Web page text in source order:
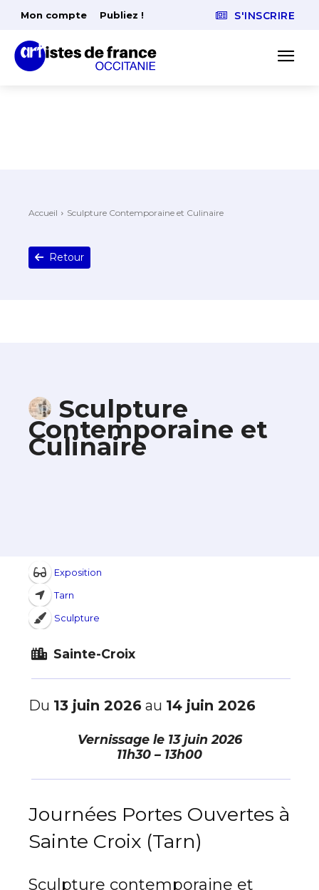
Mon compte Publiez ! S'INSCRIRE
Accueil Sculpture Contemporaine et Culinaire
Retour
Sculpture
Contemporaine et
Culinaire
Exposition
Tarn
Sculpture
Sainte-Croix
Du 13 juin 2026 au 14 juin 2026
Vernissage le 13 juin 2026
11h30 – 13h00
Journées Portes Ouvertes à
Sainte Croix (Tarn)
Sculpture contemporaine et